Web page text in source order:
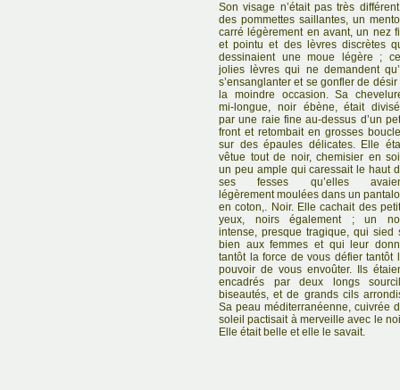
Son visage n’était pas très
des pommettes saillantes, un
carré légèrement en avant, un nez
et pointu et des lèvres discrètes
dessinaient une moue légère ;
jolies lèvres qui ne demandent
s’ensanglanter et se gonfler de désir
la moindre occasion. Sa
mi-longue, noir ébène, était
par une raie fine au-dessus d’un
front et retombait en grosses
sur des épaules délicates. Elle
vêtue tout de noir, chemisier en
un peu ample qui caressait le haut
ses fesses qu’elles
légèrement moulées dans un
en coton,. Noir. Elle cachait des
yeux, noirs également ; un
intense, presque tragique, qui sied
bien aux femmes et qui leur
tantôt la force de vous défier tantôt
pouvoir de vous envoûter. Ils
encadrés par deux longs
biseautés, et de grands cils
Sa peau méditerranéenne, cuivrée
soleil pactisait à merveille avec le
Elle était belle et elle le savait.